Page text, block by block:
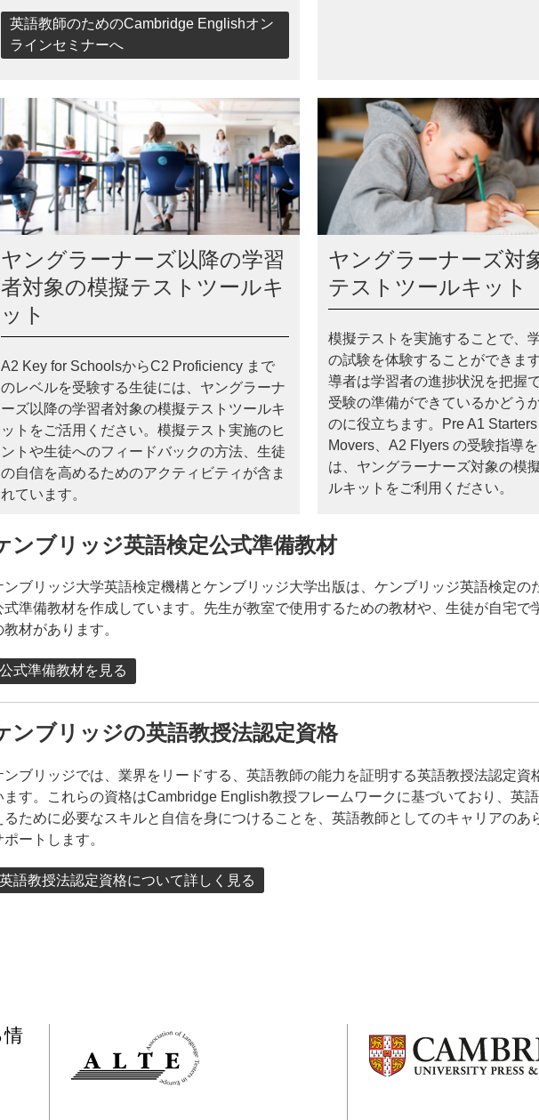
英語教師のためのCambridge Englishオン
ラインセミナーへ
ヤングラーナーズ以降の学習
者対象の模擬テストツールキ
ット
A2 Key for SchoolsからC2 Proficiency まで
のレベルを受験する生徒には、ヤングラーナ
ーズ以降の学習者対象の模擬テストツールキ
ットをご活用ください。模擬テスト実施のヒ
ントや生徒へのフィードバックの方法、生徒
の自信を高めるためのアクティビティが含ま
れています。
ヤングラーナーズ対
テストツールキット
模擬テストを実施することで、
の試験を体験することができま
導者は学習者の進捗状況を把握
受験の準備ができているかどう
のに役立ちます。Pre A1
Movers、A2 Flyers の受験指導
は、ヤングラーナーズ対象の模
ルキットをご利用ください。
ンブリッジ英語検定公式準備教材
ンブリッジ大学英語検定機構とケンブリッジ大学出版は、ケンブリッジ英語検定の
式準備教材を作成しています。先生が教室で使用するための教材や、生徒が自宅で
教材があります。
式準備教材を見る
ンブリッジの英語教授法認定資格
ンブリッジでは、業界をリードする、英語教師の能力を証明する英語教授法認定資
ます。これらの資格はCambridge English教授フレームワークに基づいており、英
るために必要なスキルと自信を身につけることを、英語教師としてのキャリアのあ
ポートします。
語教授法認定資格について詳しく見る
情